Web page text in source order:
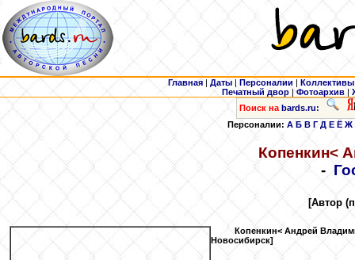
Главная | Даты | Персоналии | Коллективы
Печатный двор |Фотоархив |
Поиск на bards.ru:
Персоналии: А Б В Г Д Е Ё Ж
Копенкин<
-
[Автор
Копенкин< Андрей
Новосибирск]